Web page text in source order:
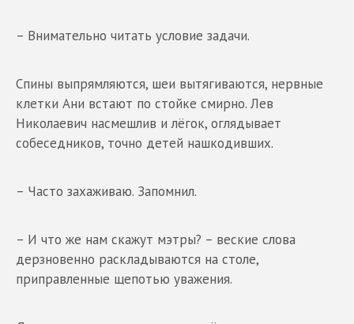
– Внимательно читать условие задачи.
Спины выпрямляются, шеи вытягиваются, нервные
клетки Ани встают по стойке смирно. Лев
Николаевич насмешлив и лёгок, оглядывает
собеседников, точно детей нашкодивших.
– Часто захаживаю. Запомнил.
– И что же нам скажут мэтры? – веские слова
дерзновенно раскладываются на столе,
приправленные щепотью уважения.